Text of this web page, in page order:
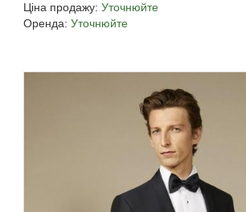
Ціна продажу: Уточнюйте
Оренда: Уточнюйте